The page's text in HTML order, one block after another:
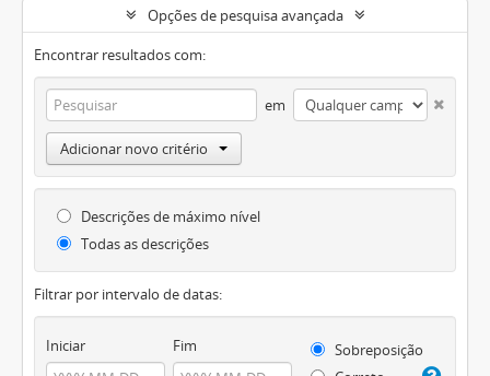
Opções de pesquisa avançada
Encontrar resultados com:
em
Adicionar novo critério
Descrições de máximo nível
Todas as descrições
Filtrar por intervalo de datas:
Iniciar Fim
Sobreposição